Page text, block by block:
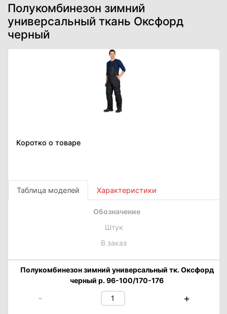
Полукомбинезон зимний
универсальный ткань Оксфорд
черный
Коротко о товаре
Таблица моделей Характеристики
Обозначение
Штук
В заказ
Полукомбинезон зимний универсальный тк. Оксфорд
черный р. 96-100/170-176
- +